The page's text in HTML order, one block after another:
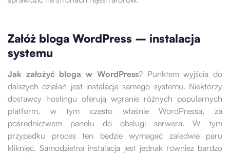
Załóż bloga WordPress – instalacja
systemu
Jak założyć bloga w WordPress? Punktem wyjścia do
dalszych działań jest instalacja samego systemu. Niektórzy
dostawcy hostingu oferują wgranie różnych popularnych
platform, w tym często właśnie WordPressa, za
pośrednictwem panelu do obsługi serwera. W tym
przypadku proces ten będzie wymagać zaledwie paru
kliknięć. Samodzielna instalacja jest jednak również bardzo